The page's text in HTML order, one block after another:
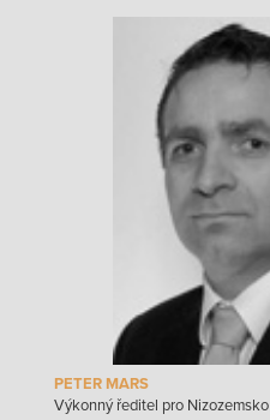
PETER MARS
Výkonný ředitel pro Nizozemsko